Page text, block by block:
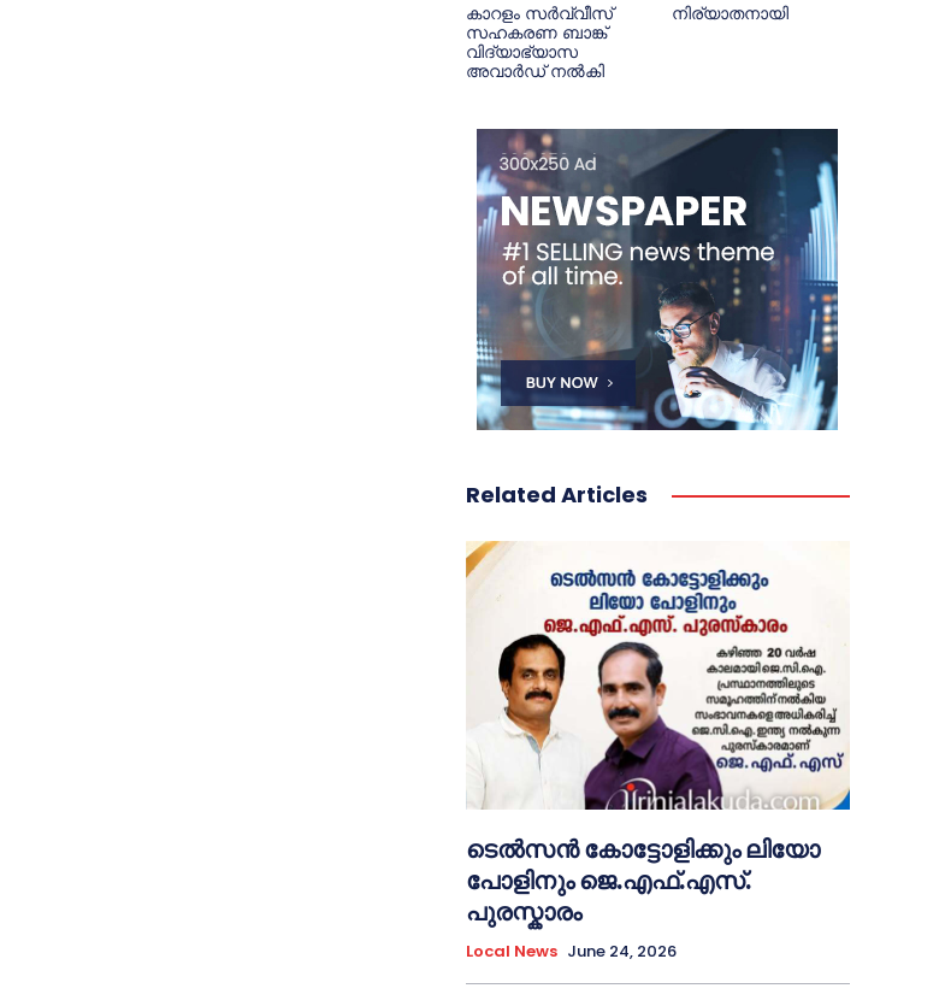
കാറളം സർവ്വീസ്
സഹകരണ ബാങ്ക്
വിദ്യാഭ്യാസ
അവാർഡ് നൽകി
നിര്യാതനായി
Related Articles
ടെൽസൻ കോട്ടോളിക്കും ലിയോ
പോളിനും ജെ.എഫ്.എസ്.
പുരസ്കാരം
Local News June 24, 2026